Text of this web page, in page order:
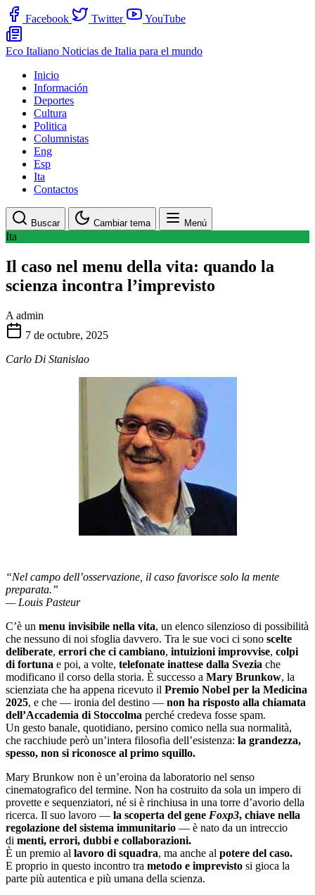
Facebook Twitter YouTube
Eco Italiano Noticias de Italia para el mundo
Inicio
Información
Deportes
Cultura
Politica
Columnistas
Eng
Esp
Ita
Contactos
Buscar Cambiar tema Menú
Ita
Il caso nel menu della vita: quando la
scienza incontra l’imprevisto
A admin
7 de octubre, 2025
Carlo Di Stanislao
“Nel campo dell’osservazione, il caso favorisce solo la mente
preparata.”
— Louis Pasteur
C’è un menu invisibile nella vita, un elenco silenzioso di possibilità
che nessuno di noi sfoglia davvero. Tra le sue voci ci sono scelte
deliberate, errori che ci cambiano, intuizioni improvvise, colpi
di fortuna e poi, a volte, telefonate inattese dalla Svezia che
modificano il corso della storia. È successo a Mary Brunkow, la
scienziata che ha appena ricevuto il Premio Nobel per la Medicina
2025, e che — ironia del destino — non ha risposto alla chiamata
dell’Accademia di Stoccolma perché credeva fosse spam.
Un gesto banale, quotidiano, persino comico nella sua normalità,
che racchiude però un’intera filosofia dell’esistenza: la grandezza,
spesso, non si riconosce al primo squillo.
Mary Brunkow non è un’eroina da laboratorio nel senso
cinematografico del termine. Non ha costruito da sola un impero di
provette e sequenziatori, né si è rinchiusa in una torre d’avorio della
ricerca. Il suo lavoro — la scoperta del gene Foxp3, chiave nella
regolazione del sistema immunitario — è nato da un intreccio
di menti, errori, dubbi e collaborazioni.
È un premio al lavoro di squadra, ma anche al potere del caso.
E proprio in questo incontro tra metodo e imprevisto si gioca la
parte più autentica e più umana della scienza.